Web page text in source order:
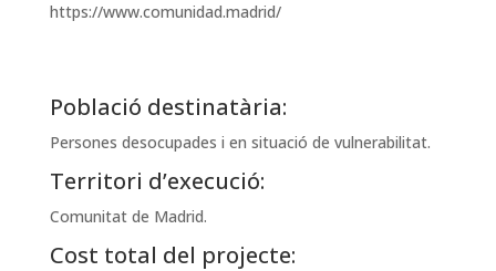
https://www.comunidad.madrid/
Població destinatària:
Persones desocupades i en situació de vulnerabilitat.
Territori d’execució:
Comunitat de Madrid.
Cost total del projecte: